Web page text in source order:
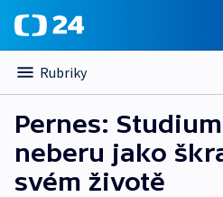
Rubriky
Pernes:
neberu jako
svém životě